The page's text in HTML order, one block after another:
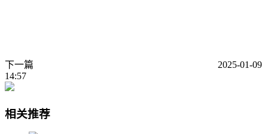
下一篇
2025-01-09
14:57
相关推荐